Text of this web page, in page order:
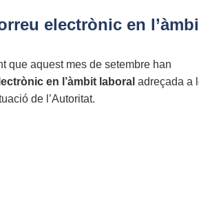
electrònic en
que aquest mes de setembre han
en l’àmbit laboral adreçada a
de l’Autoritat.